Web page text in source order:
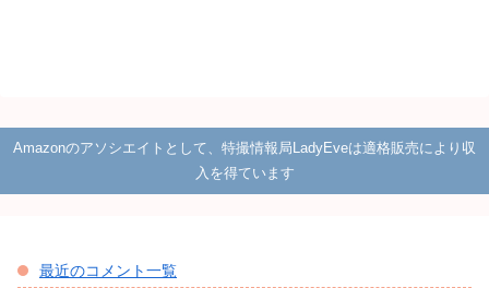
Amazonのアソシエイトとして、特撮情報局LadyEveは適格販売により収
入を得ています
最近のコメント一覧